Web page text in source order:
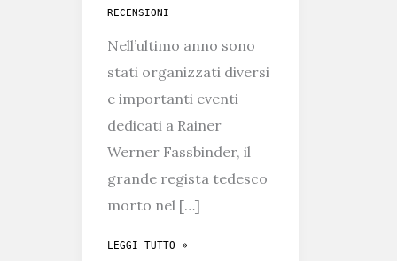
RECENSIONI
Nell’ultimo anno sono
stati organizzati diversi
e importanti eventi
dedicati a Rainer
Werner Fassbinder, il
grande regista tedesco
morto nel […]
FASSBINDER
LEGGI TUTTO »